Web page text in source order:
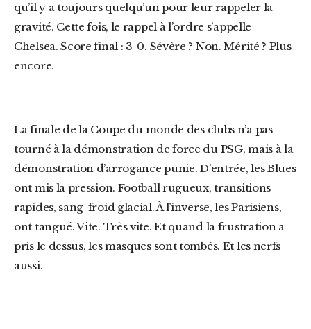
qu’il y a toujours quelqu’un pour leur rappeler la
gravité. Cette fois, le rappel à l’ordre s’appelle
Chelsea. Score final : 3-0. Sévère ? Non. Mérité ? Plus
encore.
La finale de la Coupe du monde des clubs n’a pas
tourné à la démonstration de force du PSG, mais à la
démonstration d’arrogance punie. D’entrée, les Blues
ont mis la pression. Football rugueux, transitions
rapides, sang-froid glacial. À l’inverse, les Parisiens,
ont tangué. Vite. Très vite. Et quand la frustration a
pris le dessus, les masques sont tombés. Et les nerfs
aussi.